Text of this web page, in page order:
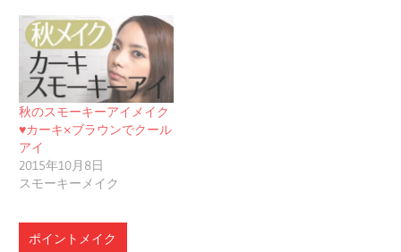
秋のスモーキーアイメイク
♥カーキ×ブラウンでクール
アイ
2015年10月8日
スモーキーメイク
ポイントメイク